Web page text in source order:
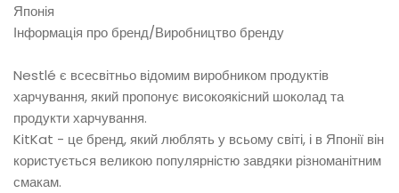
Японія
Інформація про бренд/Виробництво бренду
Nestlé є всесвітньо відомим виробником продуктів
харчування, який пропонує високоякісний шоколад та
продукти харчування.
KitKat - це бренд, який люблять у всьому світі, і в Японії він
користується великою популярністю завдяки різноманітним
смакам.